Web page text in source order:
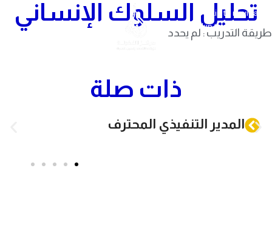
Skip to navigation
Skip to main content
تحليل السلوك الإنساني
طريقة التدريب : لم يحدد
ذات صلة
المدير التنفيذي المحترف